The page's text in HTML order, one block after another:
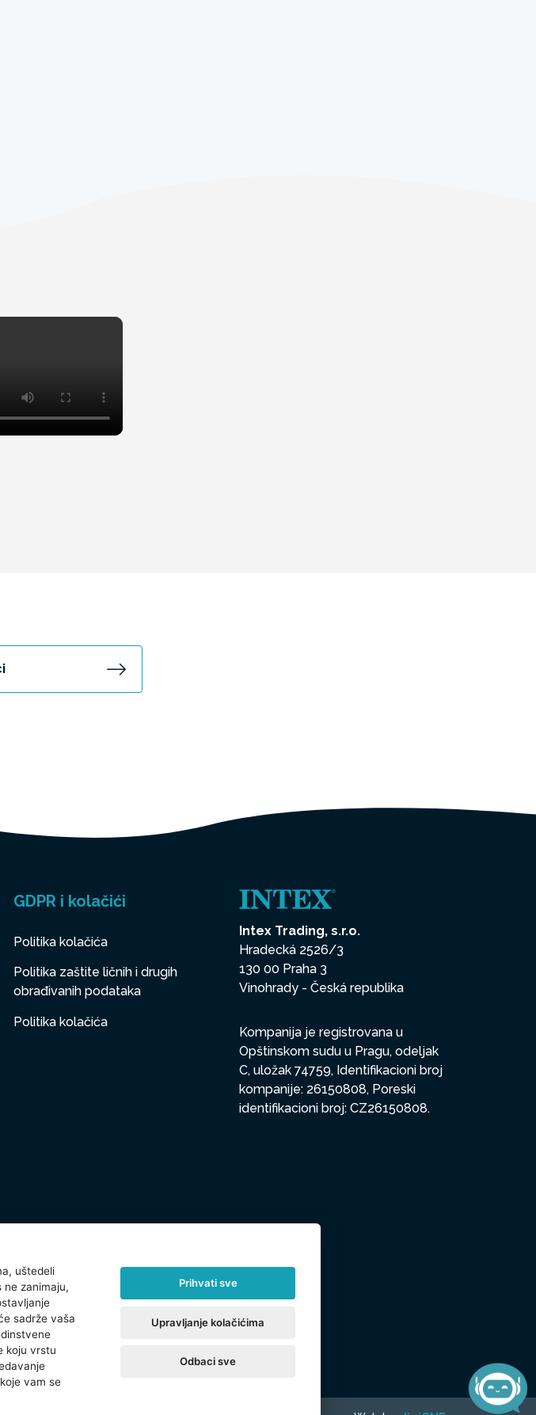
GDPR i kolačići
Politika kolačića
Politika zaštite ličnih i drugih
obrađivanih podataka
Politika kolačića
Intex Trading, s.r.o.
Hradecká 2526/3
130 00 Praha 3
Vinohrady - Česká republika
Kompanija je registrovana u
Opštinskom sudu u Pragu, odeljak
C, uložak 74759, Identifikacioni broj
kompanije: 26150808, Poreski
identifikacioni broj: CZ26150808.
uštedeli
ne zanimaju,
sadrže vaša
koju vrstu
vam se
Prihvati sve
Upravljanje kolačićima
Odbaci sve